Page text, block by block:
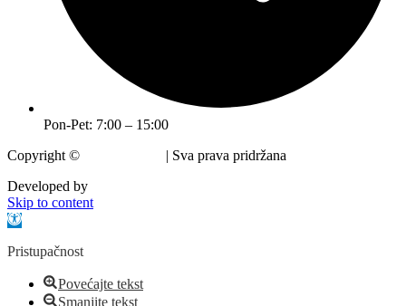
Pon-Pet: 7:00 – 15:00
Copyright ©
| Sva prava pridržana
Developed by
Skip to content
Open toolbar
Pristupačnost
Povećajte tekst
Smanjite tekst